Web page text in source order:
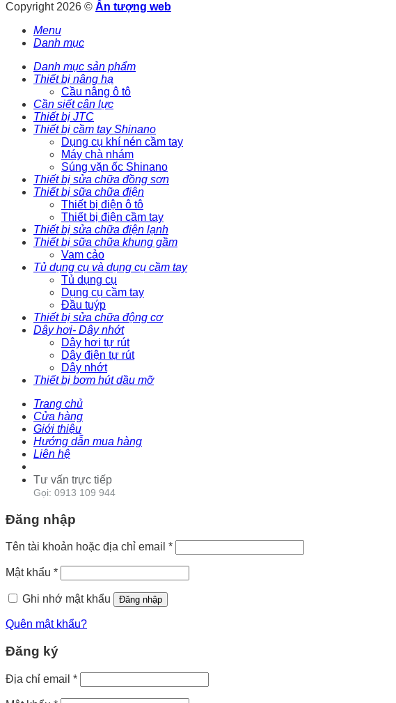
Copyright 2026 © Ấn tượng web
Menu
Danh mục
Danh mục sản phẩm
Thiết bị nâng hạ
Cầu nâng ô tô
Cần siết cân lực
Thiết bị JTC
Thiết bị cầm tay Shinano
Dụng cụ khí nén cầm tay
Máy chà nhám
Súng vặn ốc Shinano
Thiết bị sửa chữa đồng sơn
Thiết bị sữa chữa điện
Thiết bị điện ô tô
Thiết bị điện cầm tay
Thiết bị sửa chữa điện lạnh
Thiết bị sữa chữa khung gầm
Vam cảo
Tủ dụng cụ và dụng cụ cầm tay
Tủ dụng cụ
Dụng cụ cầm tay
Đầu tuýp
Thiết bị sửa chữa động cơ
Dây hơi- Dây nhớt
Dây hơi tự rút
Dây điện tự rút
Dây nhớt
Thiết bị bơm hút dầu mỡ
Trang chủ
Cửa hàng
Giới thiệu
Hướng dẫn mua hàng
Liên hệ
Tư vấn trực tiếp
Gọi: 0913 109 944
Đăng nhập
Tên tài khoản hoặc địa chỉ email *
Mật khẩu *
Ghi nhớ mật khẩu Đăng nhập
Quên mật khẩu?
Đăng ký
Địa chỉ email *